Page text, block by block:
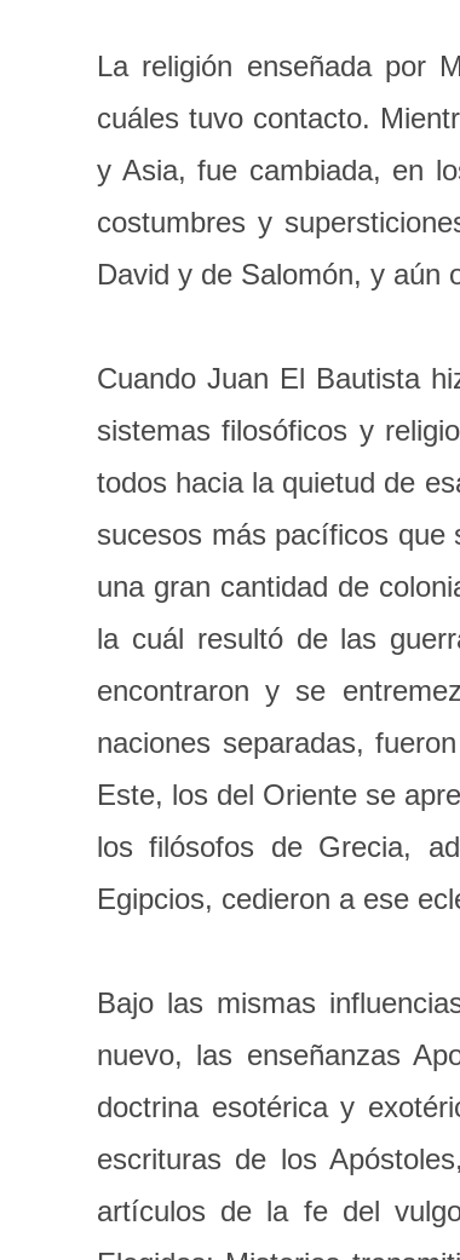
La religión enseñada por
cuáles tuvo contacto.
y Asia, fue cambiada, en
costumbres y
David y de Salomón, y aún
Cuando Juan El Bautista
sistemas filosóficos y
todos hacia la quietud de
sucesos más pacíficos que
una gran cantidad de
la cuál resultó de las
encontraron y se
naciones separadas,
Este, los del Oriente se
los filósofos de Grecia,
Egipcios, cedieron a ese
Bajo las mismas
nuevo, las enseñanzas
doctrina esotérica y
escrituras de los
artículos de la fe del